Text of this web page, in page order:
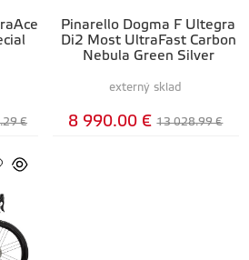
€
Pinarello Dogma F Ultegra
Di2 Most UltraFast Carbon
Nebula Green Silver
externý sklad
8 990.00 € 13 028.99 €